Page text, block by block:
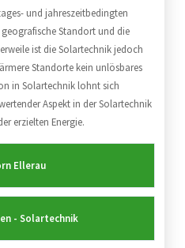
und jahreszeitbedingten
Standort und die
ist die Solartechnik jedoch
Standorte kein unlösbares
in Solartechnik lohnt sich
Aspekt in der Solartechnik
erzielten Energie.
Ellerau
- Solartechnik